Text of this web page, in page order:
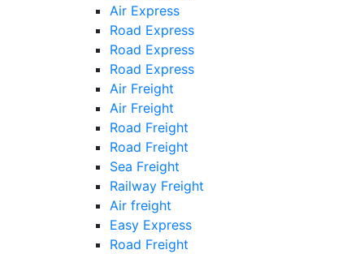
Air Express
Road Express
Road Express
Road Express
Air Freight
Air Freight
Road Freight
Road Freight
Sea Freight
Railway Freight
Air freight
Easy Express
Road Freight